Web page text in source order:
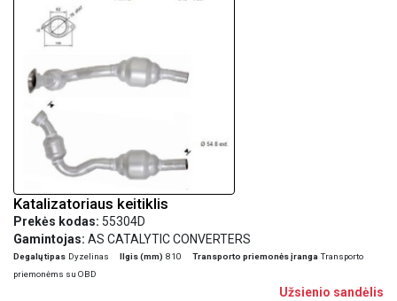
Katalizatoriaus keitiklis
Prekės kodas: 55304D
Gamintojas: AS CATALYTIC CONVERTERS
Degalų tipas Dyzelinas Ilgis (mm) 810 Transporto priemonės įranga Transporto
priemonėms su OBD
Užsienio sandėlis